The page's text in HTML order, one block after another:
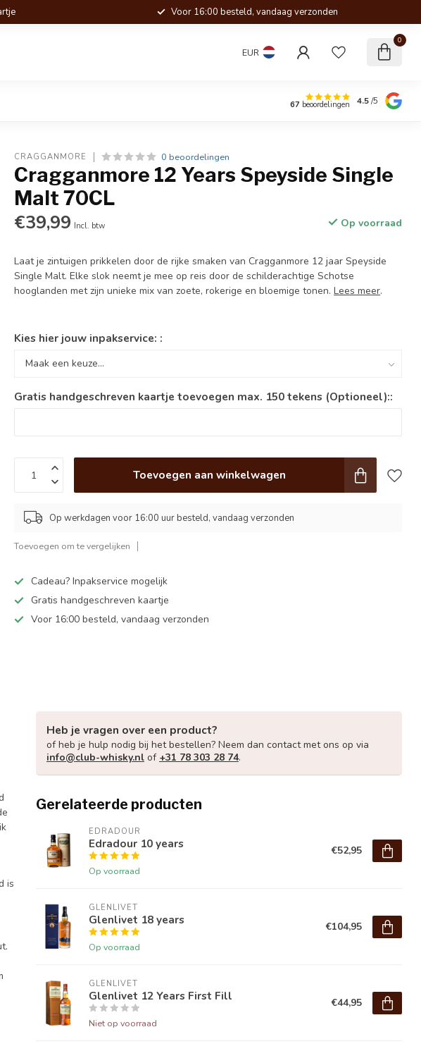
Voor 16:00 besteld, vandaag verzonden
EUR
0
67 beoordelingen 4.5/5
CRAGGANMORE 0 beoordelingen
Cragganmore 12 Years Speyside Single
Malt 70CL
€39,99 Incl. btw Op voorraad
Laat je zintuigen prikkelen door de rijke smaken van Cragganmore 12 jaar Speyside
Single Malt. Elke slok neemt je mee op reis door de schilderachtige Schotse
hooglanden met zijn unieke mix van zoete, rokerige en bloemige tonen.Lees meer.
Kies hier jouw inpakservice: :
Gratis handgeschreven kaartje toevoegen max. 150 tekens (Optioneel)::
Toevoegen aan winkelwagen
Op werkdagen voor 16:00 uur besteld, vandaag verzonden
Toevoegen om te vergelijken
Cadeau? Inpakservice mogelijk
Gratis handgeschreven kaartje
Voor 16:00 besteld, vandaag verzonden
is
Heb je vragen over een product?
of heb je hulp nodig bij het bestellen? Neem dan contact met ons op via
info@club-whisky.nl of +31 78 303 28 74.
Gerelateerde producten
EDRADOUR
Edradour 10 years
Op voorraad
€52,95
GLENLIVET
Glenlivet 18 years
Op voorraad
€104,95
GLENLIVET
Glenlivet 12 Years First Fill
Niet op voorraad
€44,95